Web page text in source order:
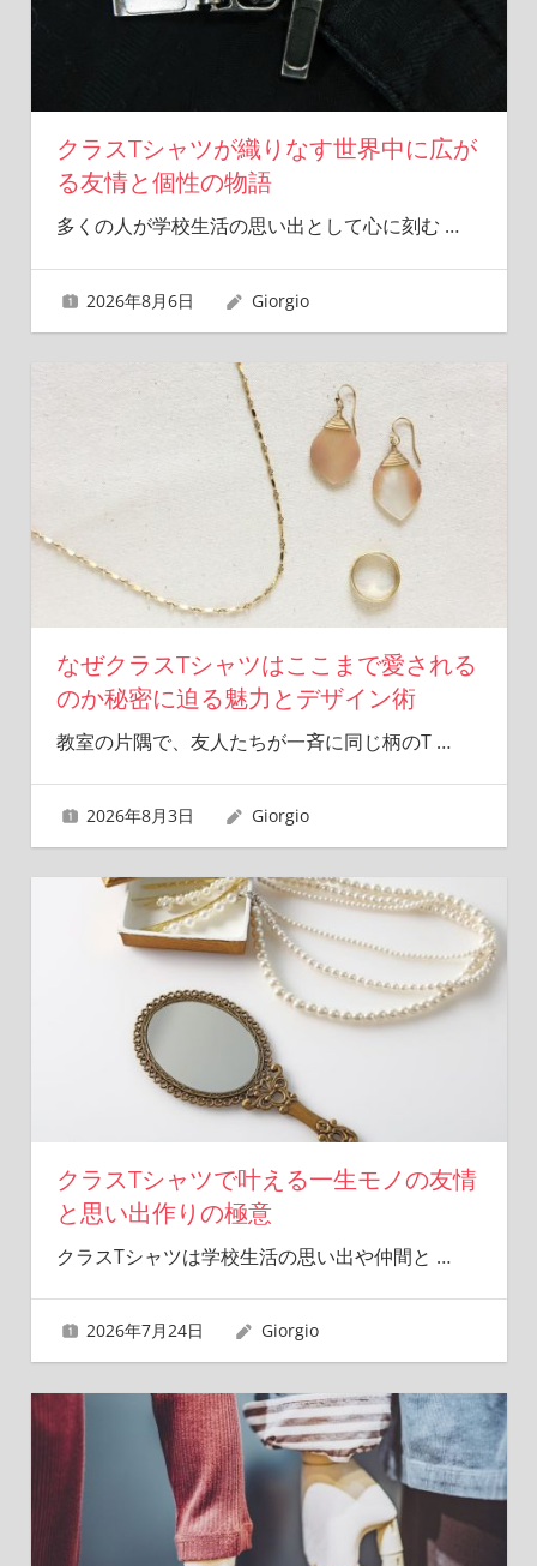
クラスTシャツが織りなす世界中に広が
る友情と個性の物語
多くの人が学校生活の思い出として心に刻む …
2026年8月6日 Giorgio
なぜクラスTシャツはここまで愛される
のか秘密に迫る魅力とデザイン術
教室の片隅で、友人たちが一斉に同じ柄のT …
2026年8月3日 Giorgio
クラスTシャツで叶える一生モノの友情
と思い出作りの極意
クラスTシャツは学校生活の思い出や仲間と …
2026年7月24日 Giorgio